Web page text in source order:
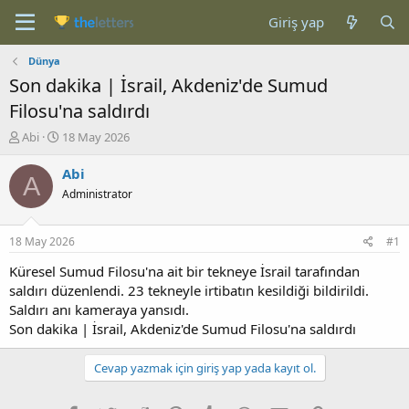
Giriş yap
Dünya
Son dakika | İsrail, Akdeniz'de Sumud
Filosu'na saldırdı
K
n
b
u
u
b
a
ş
l
a
t
a
Abi
B
ş
a
g
ı
ç
t
a
r
i
h
18 May 2026
A Abi
Administrator
18 May 2026 #1
Küresel Sumud Filosu'na ait bir tekneye İsrail tarafından
saldırı düzenlendi. 23 tekneyle irtibatın kesildiği bildirildi.
Saldırı anı kameraya yansıdı.
Son dakika | İsrail, Akdeniz'de Sumud Filosu'na saldırdı
Cevap yazmak için giriş yap yada kayıt ol.